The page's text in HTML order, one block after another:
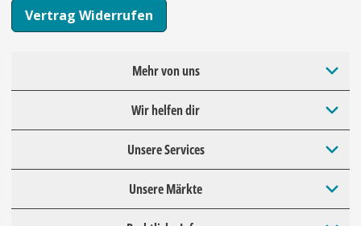
Vertrag Widerrufen
Mehr von uns
Wir helfen dir
Unsere Services
Unsere Märkte